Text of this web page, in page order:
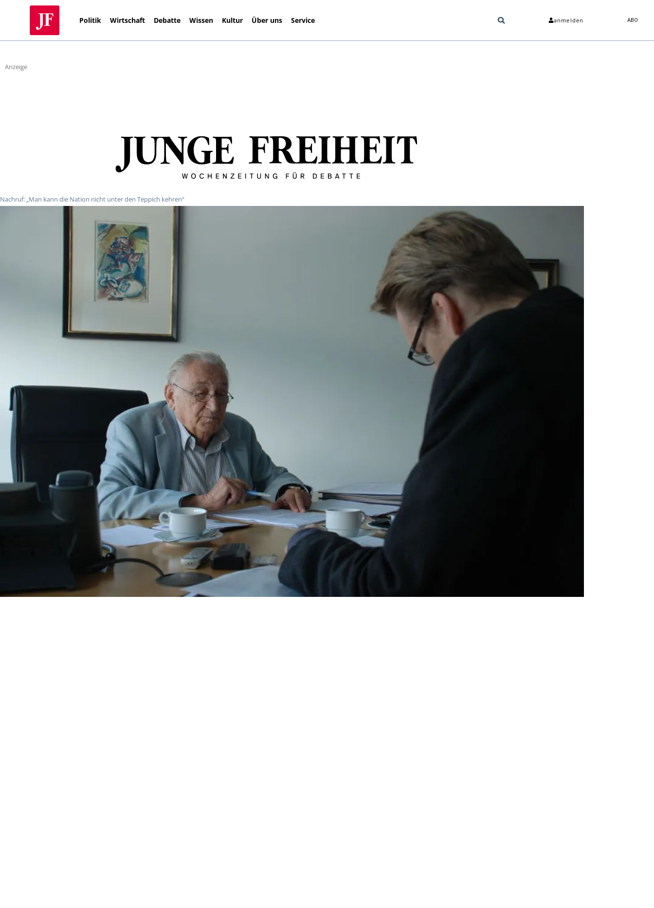
Politik Wirtschaft Debatte Wissen Kultur Über uns Service anmelden ABO
Anzeige
Nachruf: „Man kann die Nation nicht unter den Teppich kehren“